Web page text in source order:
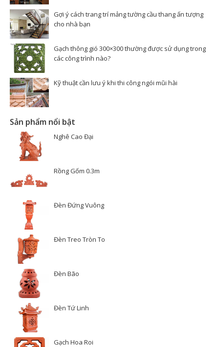
Gợi ý cách trang trí mảng tường cầu thang ấn tượng
cho nhà bạn
Gạch thông gió 300×300 thường được sử dụng trong
các công trình nào?
Kỹ thuật cần lưu ý khi thi công ngói mũi hài
Sản phẩm nổi bật
Nghê Cao Đại
Rồng Gốm 0.3m
Đèn Đứng Vuông
Đèn Treo Tròn To
Đèn Bão
Đèn Tứ Linh
Gạch Hoa Roi